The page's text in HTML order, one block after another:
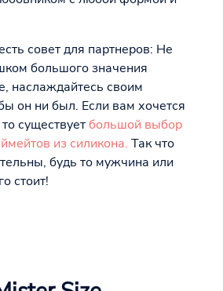
совет для партнеров: Не
большого значения
наслаждайтесь своим
он ни был. Если вам хочется
существуетбольшой выбор
из силикона. Так что
будь то мужчина или
стоит!